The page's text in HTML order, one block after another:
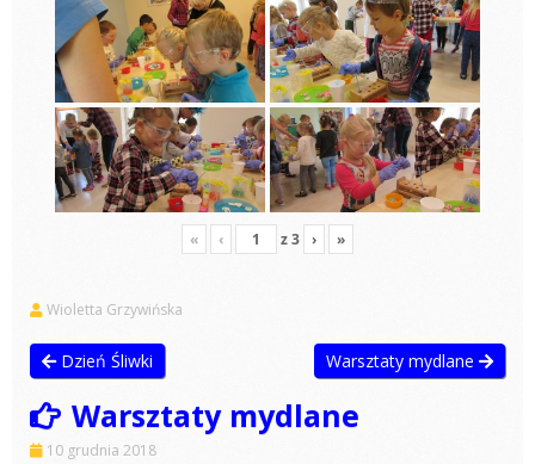
« ‹ z3 › »
Wioletta Grzywińska
Dzień Śliwki Warsztaty mydlane
Warsztaty mydlane
10 grudnia 2018